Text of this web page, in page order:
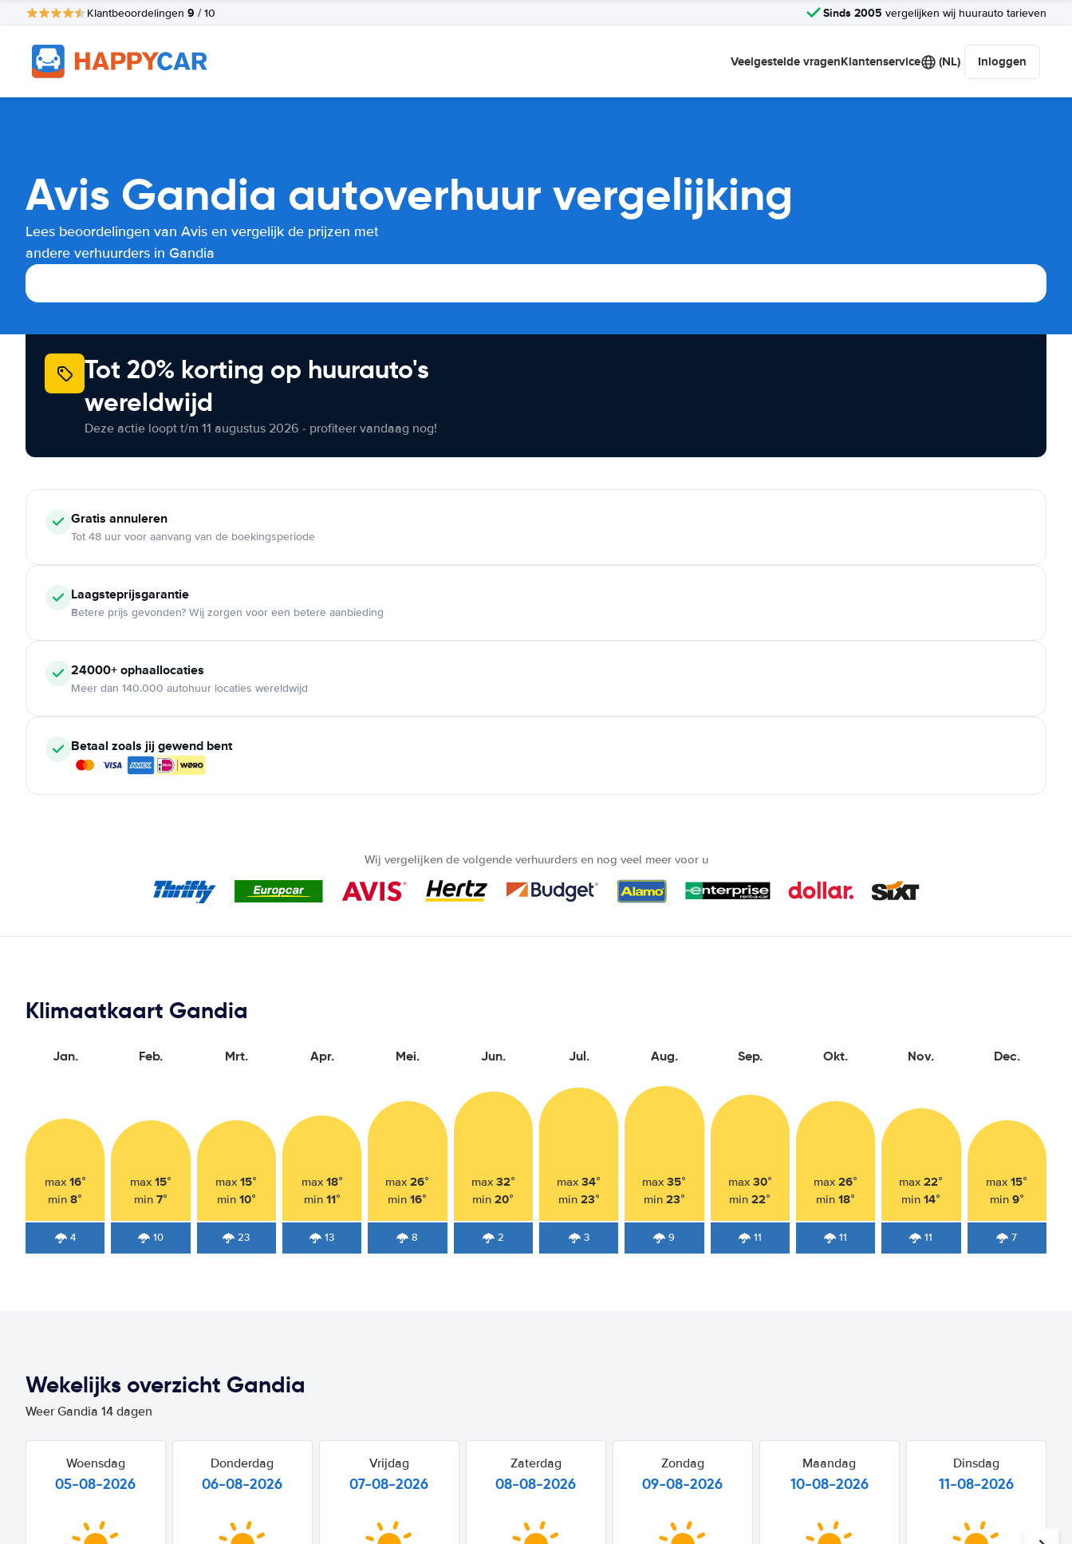
Klantbeoordelingen 9 / 10 Sinds 2005 vergelijken wij huurauto tarieven
Veelgestelde vragenKlantenservice (NL) Inloggen
Avis Gandia autoverhuur vergelijking
Lees beoordelingen van Avis en vergelijk de prijzen met
andere verhuurders in Gandia
Tot 20% korting op huurauto's
wereldwijd
Deze actie loopt t/m 11 augustus 2026 - profiteer vandaag nog!
Gratis annuleren
Tot 48 uur voor aanvang van de boekingsperiode
Laagsteprijsgarantie
Betere prijs gevonden? Wij zorgen voor een betere aanbieding
24000+ ophaallocaties
Meer dan 140.000 autohuur locaties wereldwijd
Betaal zoals jij gewend bent
Wij vergelijken de volgende verhuurders en nog veel meer voor u
Klimaatkaart Gandia
Jan.
max 16°
min8°
4
Feb.
max 15°
min 7°
10
Mrt.
max15°
min 10°
23
Apr.
max 18°
min 11°
13
Mei.
max26°
min16°
8
Jun.
max 32°
min20°
2
Jul.
max34°
min 23°
3
Aug.
max35°
min 23°
9
Sep.
max 30°
min22°
11
Okt.
max26°
min18°
11
Nov.
max22°
min14°
11
Dec.
max15°
min 9°
7
Wekelijks overzicht Gandia
Weer Gandia 14 dagen
Woensdag
05-08-2026
Donderdag
06-08-2026
Vrijdag
07-08-2026
Zaterdag
08-08-2026
Zondag
09-08-2026
Maandag
10-08-2026
Dinsdag
11-08-2026